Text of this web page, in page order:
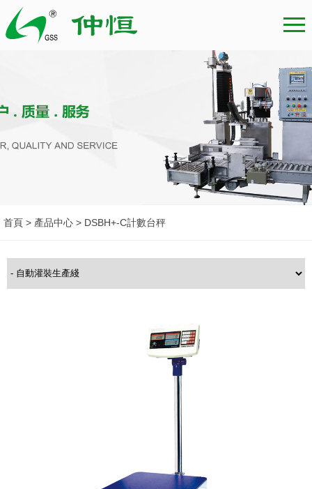
首頁 > 產品中心 > DSBH+-C計數台秤